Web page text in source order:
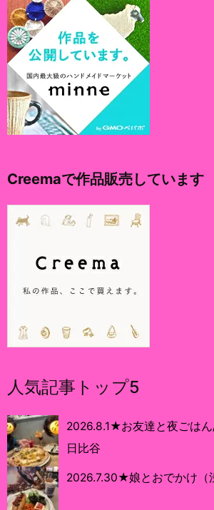
Creemaで作品販売しています
人気記事トップ5
2026.8.1★お友達と夜ごは
日比谷
2026.7.30★娘とおでかけ（